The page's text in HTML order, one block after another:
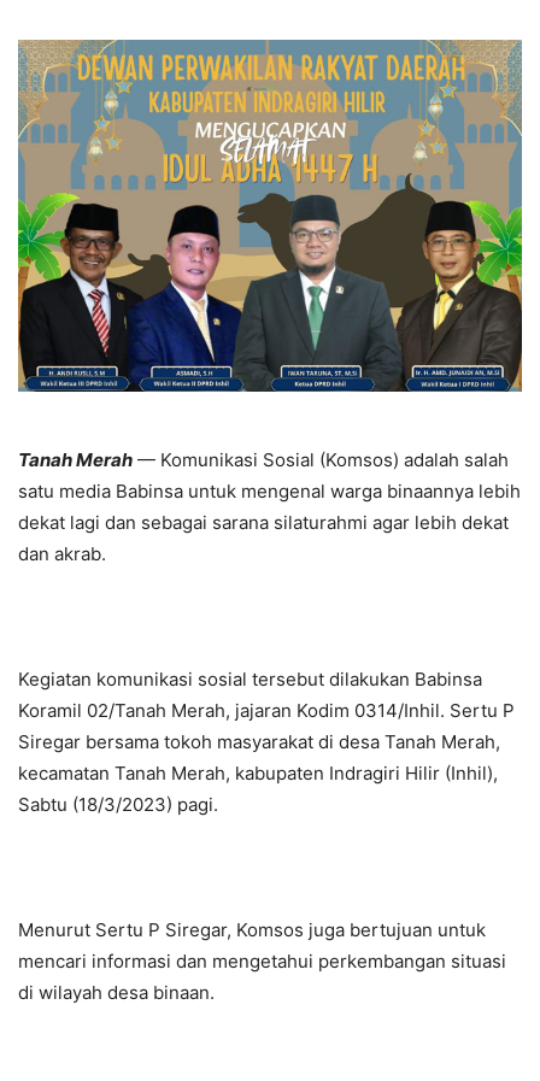
Tanah Merah — Komunikasi Sosial (Komsos) adalah salah
satu media Babinsa untuk mengenal warga binaannya lebih
dekat lagi dan sebagai sarana silaturahmi agar lebih dekat
dan akrab.
Kegiatan komunikasi sosial tersebut dilakukan Babinsa
Koramil 02/Tanah Merah, jajaran Kodim 0314/Inhil. Sertu P
Siregar bersama tokoh masyarakat di desa Tanah Merah,
kecamatan Tanah Merah, kabupaten Indragiri Hilir (Inhil),
Sabtu (18/3/2023) pagi.
Menurut Sertu P Siregar, Komsos juga bertujuan untuk
mencari informasi dan mengetahui perkembangan situasi
di wilayah desa binaan.